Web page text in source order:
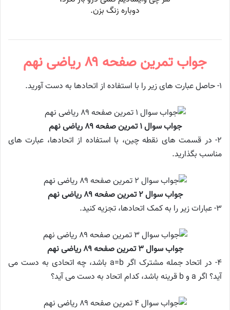
جواب تمرین صفحه ۸۹ ریاضی نهم
۱- حاصل عبارت های زیر را با استفاده از اتحادها به دست آورید.
جواب سوال ۱ تمرین صفحه ۸۹ ریاضی نهم
۲- در قسمت های نقطه چین، با استفاده از اتحادها، عبارت های
مناسب بگذارید.
جواب سوال ۲ تمرین صفحه ۸۹ ریاضی نهم
۳- عبارات زیر را به کمک اتحادها، تجزیه کنید.
جواب سوال ۳ تمرین صفحه ۸۹ ریاضی نهم
۴- در اتحاد جمله مشترک اگر a=b باشد، چه اتحادی به دست می
آید؟ اگر a و b قرینه باشد، کدام اتحاد به دست می آید؟